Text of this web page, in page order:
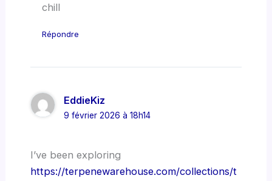
chill
Répondre
EddieKiz
9 février 2026 à 18h14
I’ve been exploring
https://terpenewarehouse.com/collections/t